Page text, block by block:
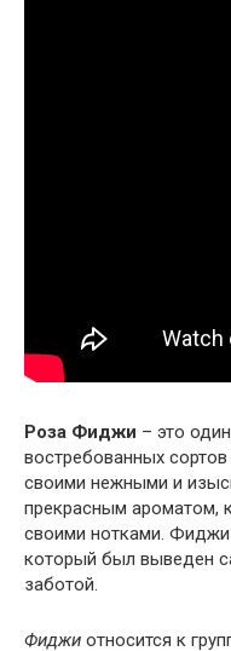
Роза Фиджи – это
востребованных
своими нежными и
прекрасным ароматом,
своими нотками. Фиджи
который был выведен
заботой.
Фиджи относится к